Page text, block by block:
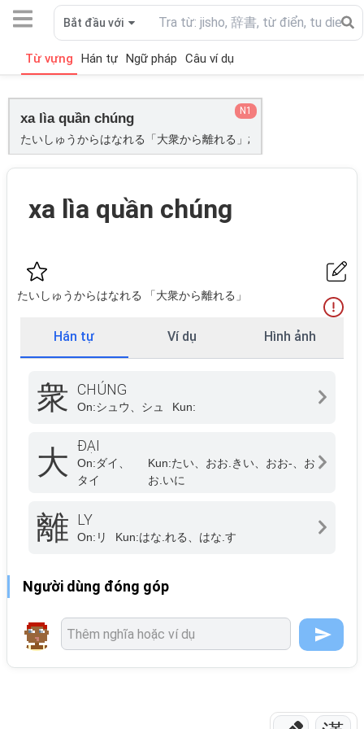
Bắt đầu với
Từ vựng Hán tự Ngữ pháp Câu ví dụ
xa lìa quần chúng
たいしゅうからはなれる「大衆から離れる」;
N1
xa lìa quần chúng
たいしゅうからはなれる 「大衆から離れる」
Hán tự Ví dụ Hình ảnh
衆 CHÚNG
On:シュウ、シュ Kun:
大 ĐẠI
On:ダイ、
タイ
Kun:たい、おお.きい、おお-、お
お.いに
離 LY
On: リ Kun:はな.れる、はな.す
Người dùng đóng góp